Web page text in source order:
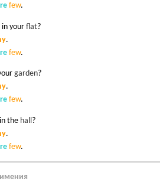
few.
in your flat?
.
few.
garden?
.
few.
in the hall ?
.
few.